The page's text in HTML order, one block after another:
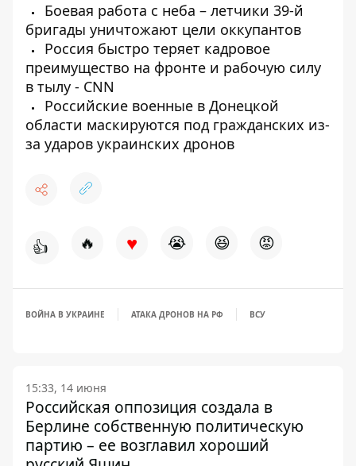
Боевая работа с неба – летчики 39-й
бригады уничтожают цели оккупантов
Россия быстро теряет кадровое
преимущество на фронте и рабочую силу
в тылу - CNN
Российские военные в Донецкой
области маскируются под гражданских из-
за ударов украинских дронов
👍 🔥 ♥ 😭 😆 😡
ВОЙНА В УКРАИНЕ АТАКА ДРОНОВ НА РФ ВСУ
15:33, 14 июня
Российская оппозиция создала в
Берлине собственную политическую
партию – ее возглавил хороший